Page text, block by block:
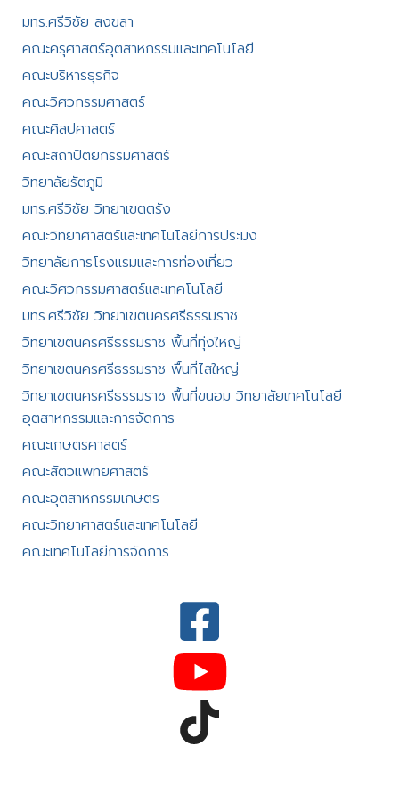
มทร.ศรีวิชัย สงขลา​
คณะครุศาสตร์อุตสาหกรรมและเทคโนโลยี​
คณะบริหารธุรกิจ​
คณะวิศวกรรมศาสตร์​
คณะศิลปศาสตร์​
คณะสถาปัตยกรรมศาสตร์
วิทยาลัยรัตภูมิ​
มทร.ศรีวิชัย วิทยาเขตตรัง
คณะวิทยาศาสตร์และเทคโนโลยีการประมง
วิทยาลัยการโรงแรมและการท่องเที่ยว
คณะวิศวกรรมศาสตร์และเทคโนโลยี
มทร.ศรีวิชัย วิทยาเขตนครศรีธรรมราช
วิทยาเขตนครศรีธรรมราช พื้นที่ทุ่งใหญ่
วิทยาเขตนครศรีธรรมราช พื้นที่ไสใหญ่
วิทยาเขตนครศรีธรรมราช พื้นที่ขนอม วิทยาลัยเทคโนโลยี
อุตสาหกรรมและการจัดการ
คณะเกษตรศาสตร์
คณะสัตวแพทยศาสตร์
คณะอุตสาหกรรมเกษตร
คณะวิทยาศาสตร์และเทคโนโลยี
คณะเทคโนโลยีการจัดการ